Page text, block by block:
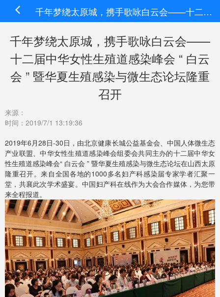
千年梦绕太原城，携手歌咏白云会——十二届中华女性生殖道感染峰会 “ 白云会 ” 暨华夏生殖感染与微生态论坛隆重召开
千年梦绕太原城，携手歌咏白云会——
十二届中华女性生殖道感染峰会 “ 白云
会 ” 暨华夏生殖感染与微生态论坛隆重
召开
来源：
时间：2019/7/1 13:19:36
2019年6月28日-30日，由北京健康长城公益基金会、中国人体微生态
产业联盟、中华女性生殖道感染峰会组委会共同主办的十二届中华女
性生殖道感染峰会“ 白云会 ” 暨华夏生殖感染与微生态论坛在山西太原
隆重召开。来自全国各地的1000多名妇产科感染届专家学者汇聚一
堂，共襄此次学术盛宴。中国妇产科在线作为大会合作媒体，为您带
来全程报道。